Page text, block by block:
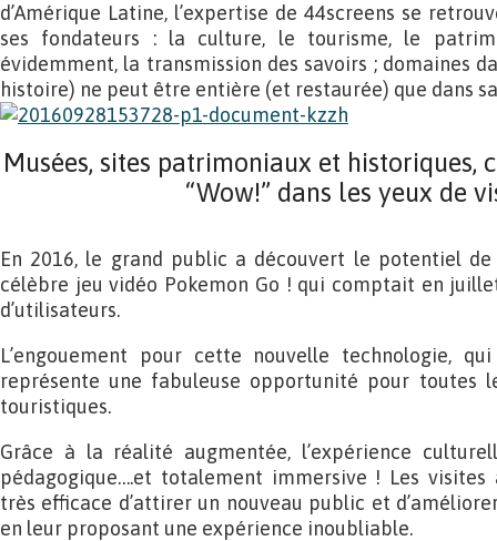
d’Amérique Latine, l’expertise de 44screens se
ses fondateurs : la culture, le tourisme, le
évidemment, la transmission des savoirs ; domaines
histoire) ne peut être entière (et restaurée) que dans
Musées, sites patrimoniaux et historiques,
“Wow!” dans les yeux de
En 2016, le grand public a découvert le potentiel
célèbre jeu vidéo Pokemon Go ! qui comptait en
d’utilisateurs.
L’engouement pour cette nouvelle technologie,
représente une fabuleuse opportunité pour toutes
touristiques.
Grâce à la réalité augmentée, l’expérience
pédagogique….et totalement immersive ! Les visites
très efficace d’attirer un nouveau public et
en leur proposant une expérience inoubliable.